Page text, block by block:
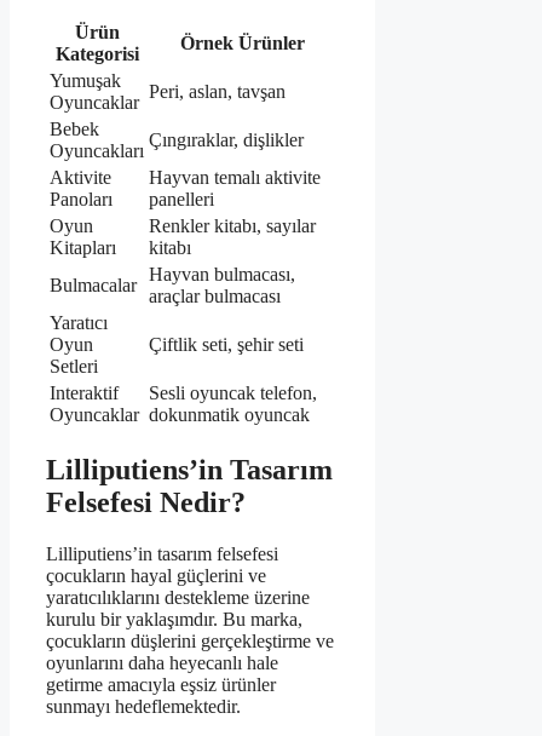
Ürün
Kategorisi
Örnek Ürünler
Yumuşak
Oyuncaklar
Peri, aslan, tavşan
Bebek
Oyuncakları
Çıngıraklar, dişlikler
Aktivite
Panoları
Hayvan temalı aktivite
panelleri
Oyun
Kitapları
Renkler kitabı, sayılar
kitabı
Bulmacalar
Hayvan bulmacası,
araçlar bulmacası
Yaratıcı
Oyun
Setleri
Çiftlik seti, şehir seti
Interaktif
Oyuncaklar
Sesli oyuncak telefon,
dokunmatik oyuncak
Lilliputiens’in Tasarım
Felsefesi Nedir?
Lilliputiens’in tasarım felsefesi
çocukların hayal güçlerini ve
yaratıcılıklarını destekleme üzerine
kurulu bir yaklaşımdır. Bu marka,
çocukların düşlerini gerçekleştirme ve
oyunlarını daha heyecanlı hale
getirme amacıyla eşsiz ürünler
sunmayı hedeflemektedir.